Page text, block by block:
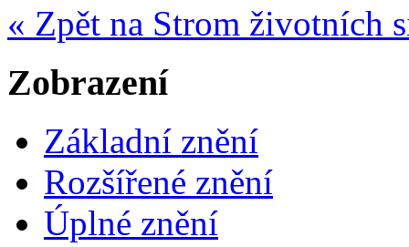
« Zpět na Strom životních
Zobrazení
Základní znění
Rozšířené znění
Úplné znění